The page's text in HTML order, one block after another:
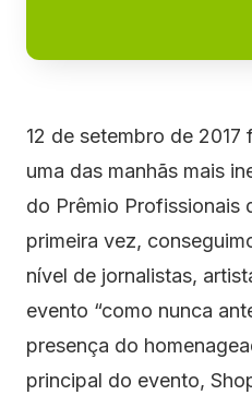
12 de setembro de
uma das manhãs mais
do Prêmio Profissionais
primeira vez,
nível de jornalistas,
evento “como nunca
presença do
principal do evento,